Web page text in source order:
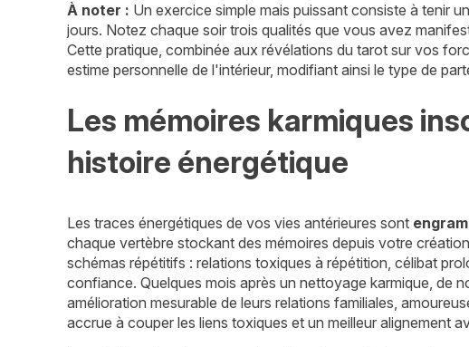
À noter : Un exercice simple mais puissant consiste à tenir
jours. Notez chaque soir trois qualités que vous avez
Cette pratique, combinée aux révélations du tarot sur vos
estime personnelle de l'intérieur, modifiant ainsi le type de
Les mémoires karmiques
histoire énergétique
Les traces énergétiques de vos vies antérieures sont
chaque vertèbre stockant des mémoires depuis votre
schémas répétitifs : relations toxiques à répétition, célibat
confiance. Quelques mois après un nettoyage karmique, de
amélioration mesurable de leurs relations familiales,
accrue à couper les liens toxiques et un meilleur alignement